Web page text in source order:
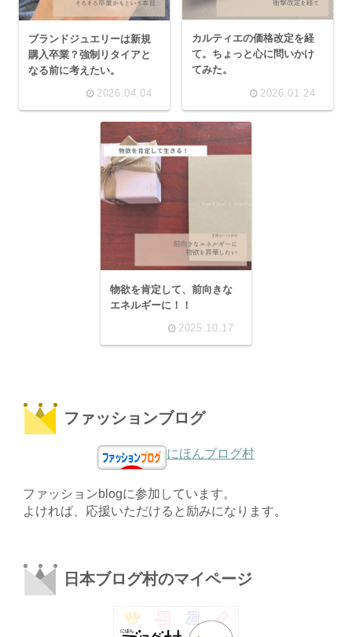
ブランドジュエリーは新規
購入卒業？強制リタイアと
なる前に考えたい。
2026.04.04
カルティエの価格改定を経
て。ちょっと心に問いかけ
てみた。
2026.01.24
物欲を肯定して、前向きな
エネルギーに！！
2025.10.17
ファッションブログ
にほんブログ村
ファッションblogに参加しています。
よければ、応援いただけると励みになります。
日本ブログ村のマイページ